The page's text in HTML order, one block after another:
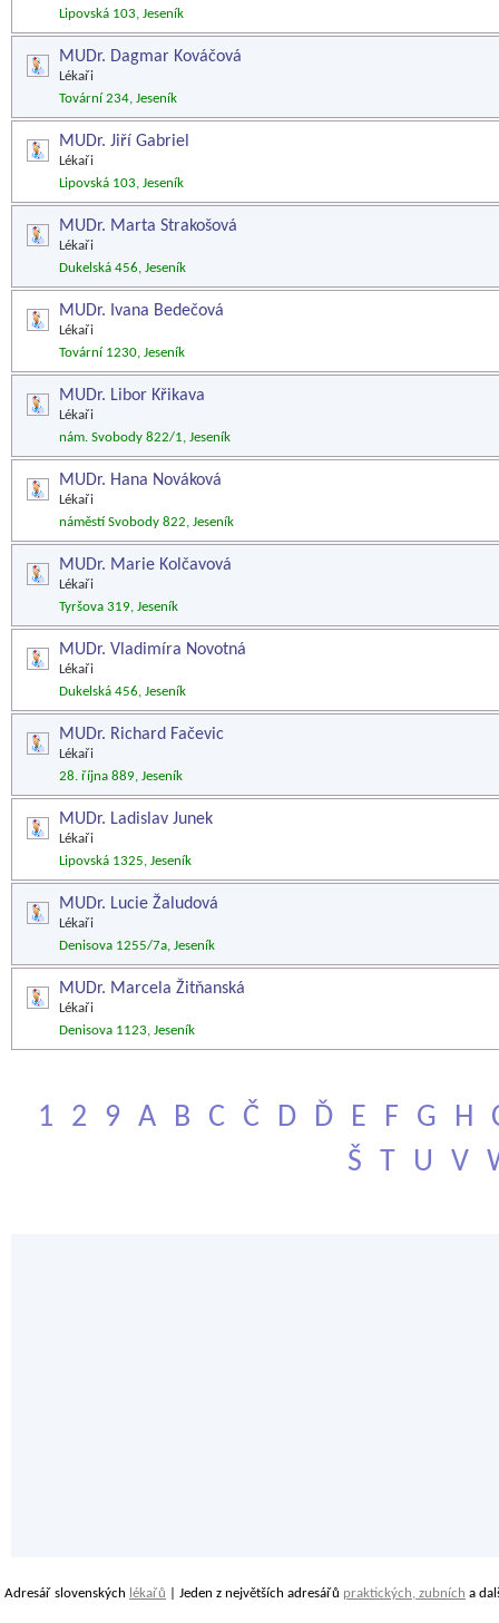
Lipovská 103, Jeseník
MUDr. Dagmar Kováčová
Lékaři
Tovární 234, Jeseník
MUDr. Jiří Gabriel
Lékaři
Lipovská 103, Jeseník
MUDr. Marta Strakošová
Lékaři
Dukelská 456, Jeseník
MUDr. Ivana Bedečová
Lékaři
Tovární 1230, Jeseník
MUDr. Libor Křikava
Lékaři
nám. Svobody 822/1, Jeseník
MUDr. Hana Nováková
Lékaři
náměstí Svobody 822, Jeseník
MUDr. Marie Kolčavová
Lékaři
Tyršova 319, Jeseník
MUDr. Vladimíra Novotná
Lékaři
Dukelská 456, Jeseník
MUDr. Richard Fačevic
Lékaři
28. října 889, Jeseník
MUDr. Ladislav Junek
Lékaři
Lipovská 1325, Jeseník
MUDr. Lucie Žaludová
Lékaři
Denisova 1255/7a, Jeseník
MUDr. Marcela Žitňanská
Lékaři
Denisova 1123, Jeseník
1 2 9 A B C Č D Ď E F G H
Š
T U V
Adresář slovenských lékařů | Jeden z největších adresářů praktických, zubních a